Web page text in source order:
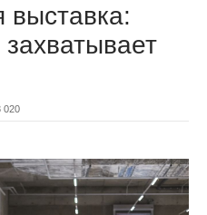
выставка:
020